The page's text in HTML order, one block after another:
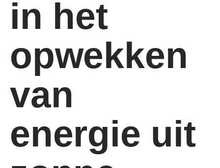
in het
opwekken
van
energie uit